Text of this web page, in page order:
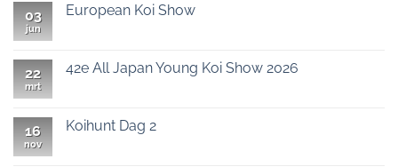
op
weten
te
UNIQUE
03
jun
European Koi Show
European
Koi
22
mrt
42e All Japan Young Koi Show 2026
42e
All
16
nov
Koihunt Dag 2